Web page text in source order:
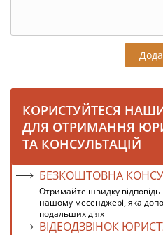
КОРИСТУЙТЕСЯ
ДЛЯ ОТРИМАННЯ
ТА КОНСУЛЬТАЦІЙ
БЕЗКОШТОВНА
Отримайте швидку
нашому месенджері, яка
подальших діях
ВІДЕОДЗВІНОК